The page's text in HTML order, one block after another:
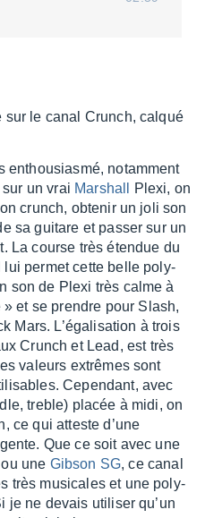
sur le canal Crunch, calqué
enthou­siasmé, notam­ment
un vrai Marshall
Plexi, on
crunch, obte­nir un joli son
sa guitare et passer sur un
La course très éten­due du
lui permet cette belle poly­
son de Plexi très calme à
et se prendre pour Slash,
Mars. L’éga­li­sa­tion à trois
Crunch et Lead, est très
valeurs extrêmes sont
Cepen­dant, avec
treble) placée à midi, on
ce qui atteste d’une
Que ce soit avec une
une Gibson SG, ce canal
très musi­cales et une poly­
je ne devais utili­ser qu’un